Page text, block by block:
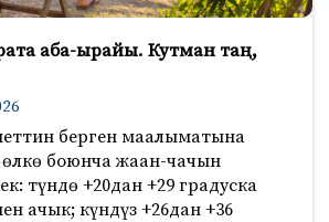
аба-ырайы. Кутман таң,
берген маалыматына
боюнча жаан-чачын
түндө +20дан +29 градуска
ачык; күндүз +26дан +36